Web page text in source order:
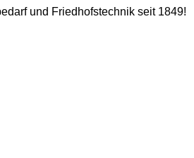
und Friedhofstechnik seit 1849!